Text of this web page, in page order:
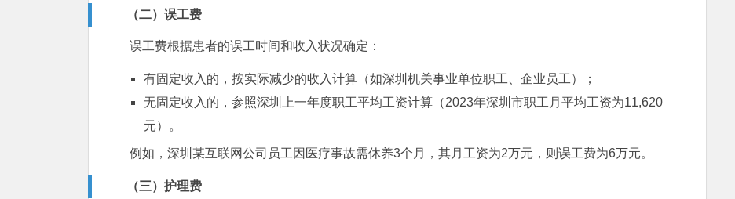
（二）误工费
误工费根据患者的误工时间和收入状况确定：
有固定收入的，按实际减少的收入计算（如深圳机关事业单位职工、企业员工）；
无固定收入的，参照深圳上一年度职工平均工资计算（2023年深圳市职工月平均工资为11,620
元）。
例如，深圳某互联网公司员工因医疗事故需休养3个月，其月工资为2万元，则误工费为6万元。
（三）护理费